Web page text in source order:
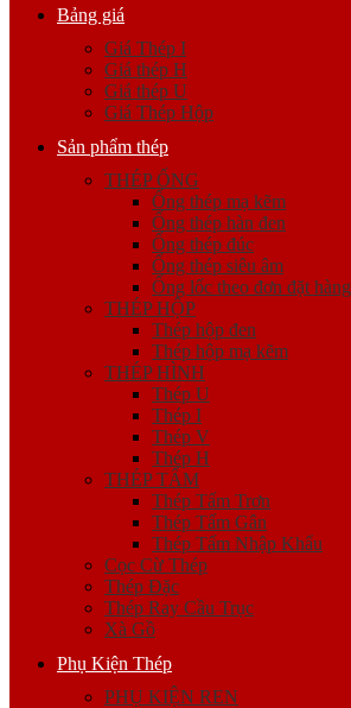
Bảng giá
Giá Thép I
Giá thép H
Giá thép U
Giá Thép Hộp
Sản phẩm thép
THÉP ỐNG
Ống thép mạ kẽm
Ống thép hàn đen
Ống thép đúc
Ống thép siêu âm
Ống lốc theo đơn đặt hàng
THÉP HỘP
Thép hộp đen
Thép hộp mạ kẽm
THÉP HÌNH
Thép U
Thép I
Thép V
Thép H
THÉP TẤM
Thép Tấm Trơn
Thép Tấm Gân
Thép Tấm Nhập Khẩu
Cọc Cừ Thép
Thép Đặc
Thép Ray Cầu Trục
Xà Gồ
Phụ Kiện Thép
PHỤ KIỆN REN